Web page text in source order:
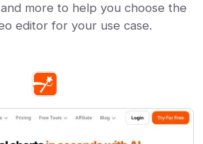
more to help you choose the
editor for your use case.